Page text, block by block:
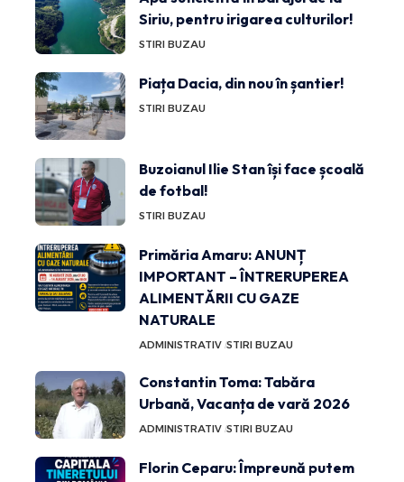
Siriu, pentru irigarea culturilor!
STIRI BUZAU
Piața Dacia, din nou în șantier!
STIRI BUZAU
Buzoianul Ilie Stan își face școală
de fotbal!
STIRI BUZAU
Primăria Amaru: ANUNȚ
IMPORTANT – ÎNTRERUPEREA
ALIMENTĂRII CU GAZE
NATURALE
ADMINISTRATIV STIRI BUZAU
Constantin Toma: Tabăra
Urbană, Vacanța de vară 2026
ADMINISTRATIV STIRI BUZAU
Florin Ceparu: Împreună putem